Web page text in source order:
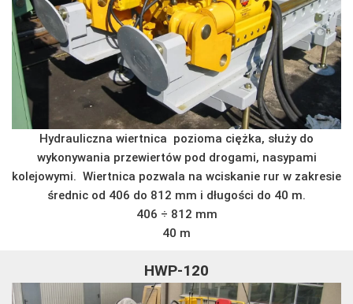
Hydrauliczna wiertnica pozioma ciężka, służy do
wykonywania przewiertów pod drogami, nasypami
kolejowymi. Wiertnica pozwala na wciskanie rur w zakresie
średnic od 406 do 812 mm i długości do 40 m.
406 ÷ 812 mm
40 m
HWP-120